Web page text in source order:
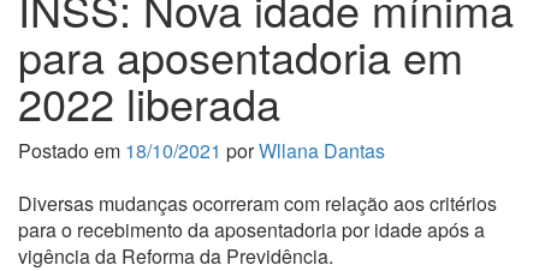
para aposentadoria em
2022 liberada
Postado em 18/10/2021 porWllana Dantas
Diversas mudanças ocorreram com relação aos critérios
para o recebimento da aposentadoria por idade após a
vigência da Reforma da Previdência.